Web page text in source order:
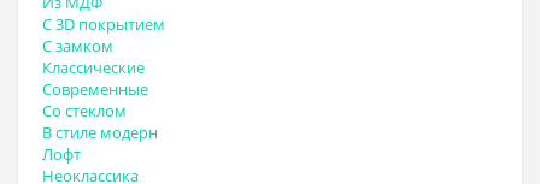
С 3D покрытием
С замком
Классические
Современные
Со стеклом
В стиле модерн
Лофт
Неоклассика